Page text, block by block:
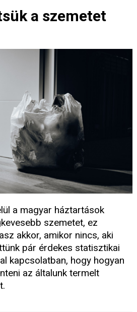
a szemetet
a magyar háztartások
szemetet, ez
akkor, amikor nincs, aki
pár érdekes statisztikai
kapcsolatban, hogy hogyan
az általunk termelt